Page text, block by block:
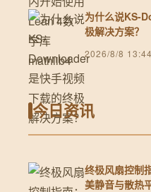
为什么说KS-
极解决方案？
2026/8/8
今日资讯
终极风扇控制
美静音与散热